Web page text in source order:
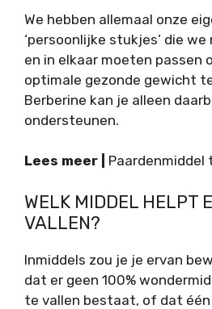
We hebben allemaal onze
‘persoonlijke stukjes’ die
en in elkaar moeten passen
optimale gezonde gewicht
Berberine kan je alleen
ondersteunen.
Lees meer |
WELK MIDDEL HELPT
VALLEN?
Inmiddels zou je je ervan
dat er geen 100%
te vallen bestaat, of dat